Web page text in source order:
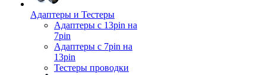
Адаптеры и Тестеры
Адаптеры с 13pin на
7pin
Адаптеры с 7pin на
13pin
Тестеры проводки